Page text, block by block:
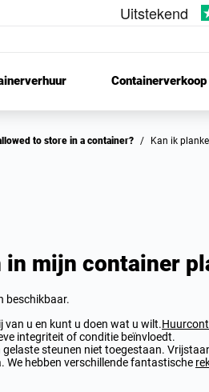
Containerverkoop
allowed to store in a container? / Kan ik
in mijn container
beschikbaar.
van u en kunt u doen wat u wilt.
integriteit of conditie beïnvloedt.
gelaste steunen niet toegestaan.
We hebben verschillende fantastische